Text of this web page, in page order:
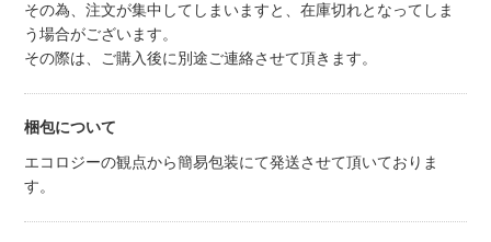
その為、注文が集中してしまいますと、在庫切れとなってしま
う場合がございます。
その際は、ご購入後に別途ご連絡させて頂きます。
梱包について
エコロジーの観点から簡易包装にて発送させて頂いておりま
す。